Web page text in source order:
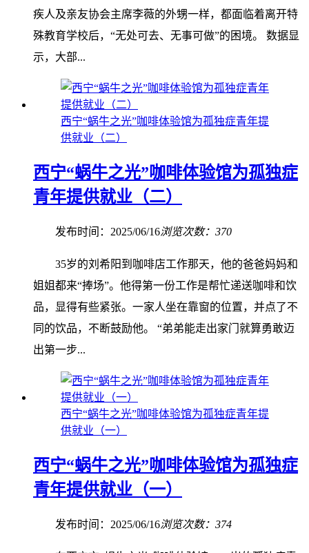
疾人及亲友协会主席李薇的外甥一样，都面临着离开特
殊教育学校后，“无处可去、无事可做”的困境。 数据显
示，大部...
西宁“蜗牛之光”咖啡体验馆为孤独症青年提
供就业（二）
西宁“蜗牛之光”咖啡体验馆为孤独症
青年提供就业（二）
发布时间：2025/06/16浏览次数：370
35岁的刘希阳到咖啡店工作那天，他的爸爸妈妈和
姐姐都来“捧场”。他得第一份工作是帮忙递送咖啡和饮
品，显得有些紧张。一家人坐在靠窗的位置，并点了不
同的饮品，不断鼓励他。 “弟弟能走出家门就算勇敢迈
出第一步...
西宁“蜗牛之光”咖啡体验馆为孤独症青年提
供就业（一）
西宁“蜗牛之光”咖啡体验馆为孤独症
青年提供就业（一）
发布时间：2025/06/16浏览次数：374